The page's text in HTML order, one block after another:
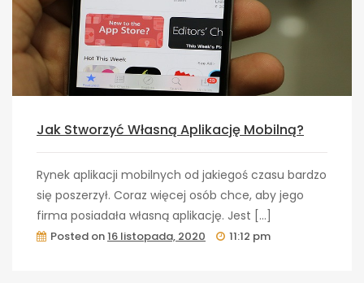
Jak Stworzyć Własną Aplikację Mobilną?
Rynek aplikacji mobilnych od jakiegoś czasu bardzo
się poszerzył. Coraz więcej osób chce, aby jego
firma posiadała własną aplikację. Jest […]
Posted on16 listopada, 2020 11:12 pm